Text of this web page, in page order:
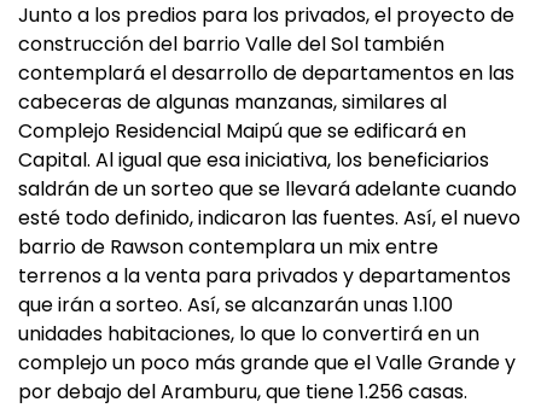
Junto a los predios para los privados, el proyecto de
construcción del barrio Valle del Sol también
contemplará el desarrollo de departamentos en las
cabeceras de algunas manzanas, similares al
Complejo Residencial Maipú que se edificará en
Capital. Al igual que esa iniciativa, los beneficiarios
saldrán de un sorteo que se llevará adelante cuando
esté todo definido, indicaron las fuentes. Así, el nuevo
barrio de Rawson contemplara un mix entre
terrenos a la venta para privados y departamentos
que irán a sorteo. Así, se alcanzarán unas 1.100
unidades habitaciones, lo que lo convertirá en un
complejo un poco más grande que el Valle Grande y
por debajo del Aramburu, que tiene 1.256 casas.